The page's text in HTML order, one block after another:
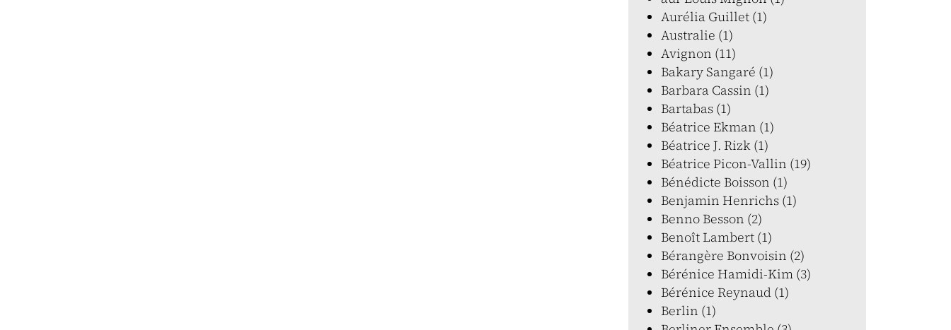
Aurélia Guillet (1)
Australie (1)
Avignon (11)
Bakary Sangaré (1)
Barbara Cassin (1)
Bartabas (1)
Béatrice Ekman (1)
Béatrice J. Rizk (1)
Béatrice Picon-Vallin (19)
Bénédicte Boisson (1)
Benjamin Henrichs (1)
Benno Besson (2)
Benoît Lambert (1)
Bérangère Bonvoisin (2)
Bérénice Hamidi-Kim (3)
Bérénice Reynaud (1)
Berlin (1)